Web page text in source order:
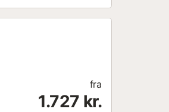
fra
1.727 kr.